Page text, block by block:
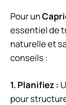
Pour un
essentiel de
naturelle et
conseils :
1. Planifiez:
pour